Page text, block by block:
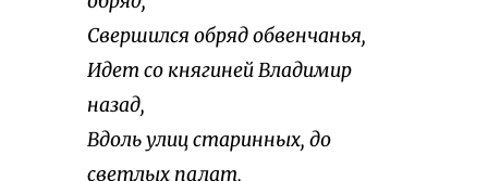
Свершился обряд обвенчанья,
Идет со княгиней Владимир
назад,
Вдоль улиц старинных, до
светлых палат,